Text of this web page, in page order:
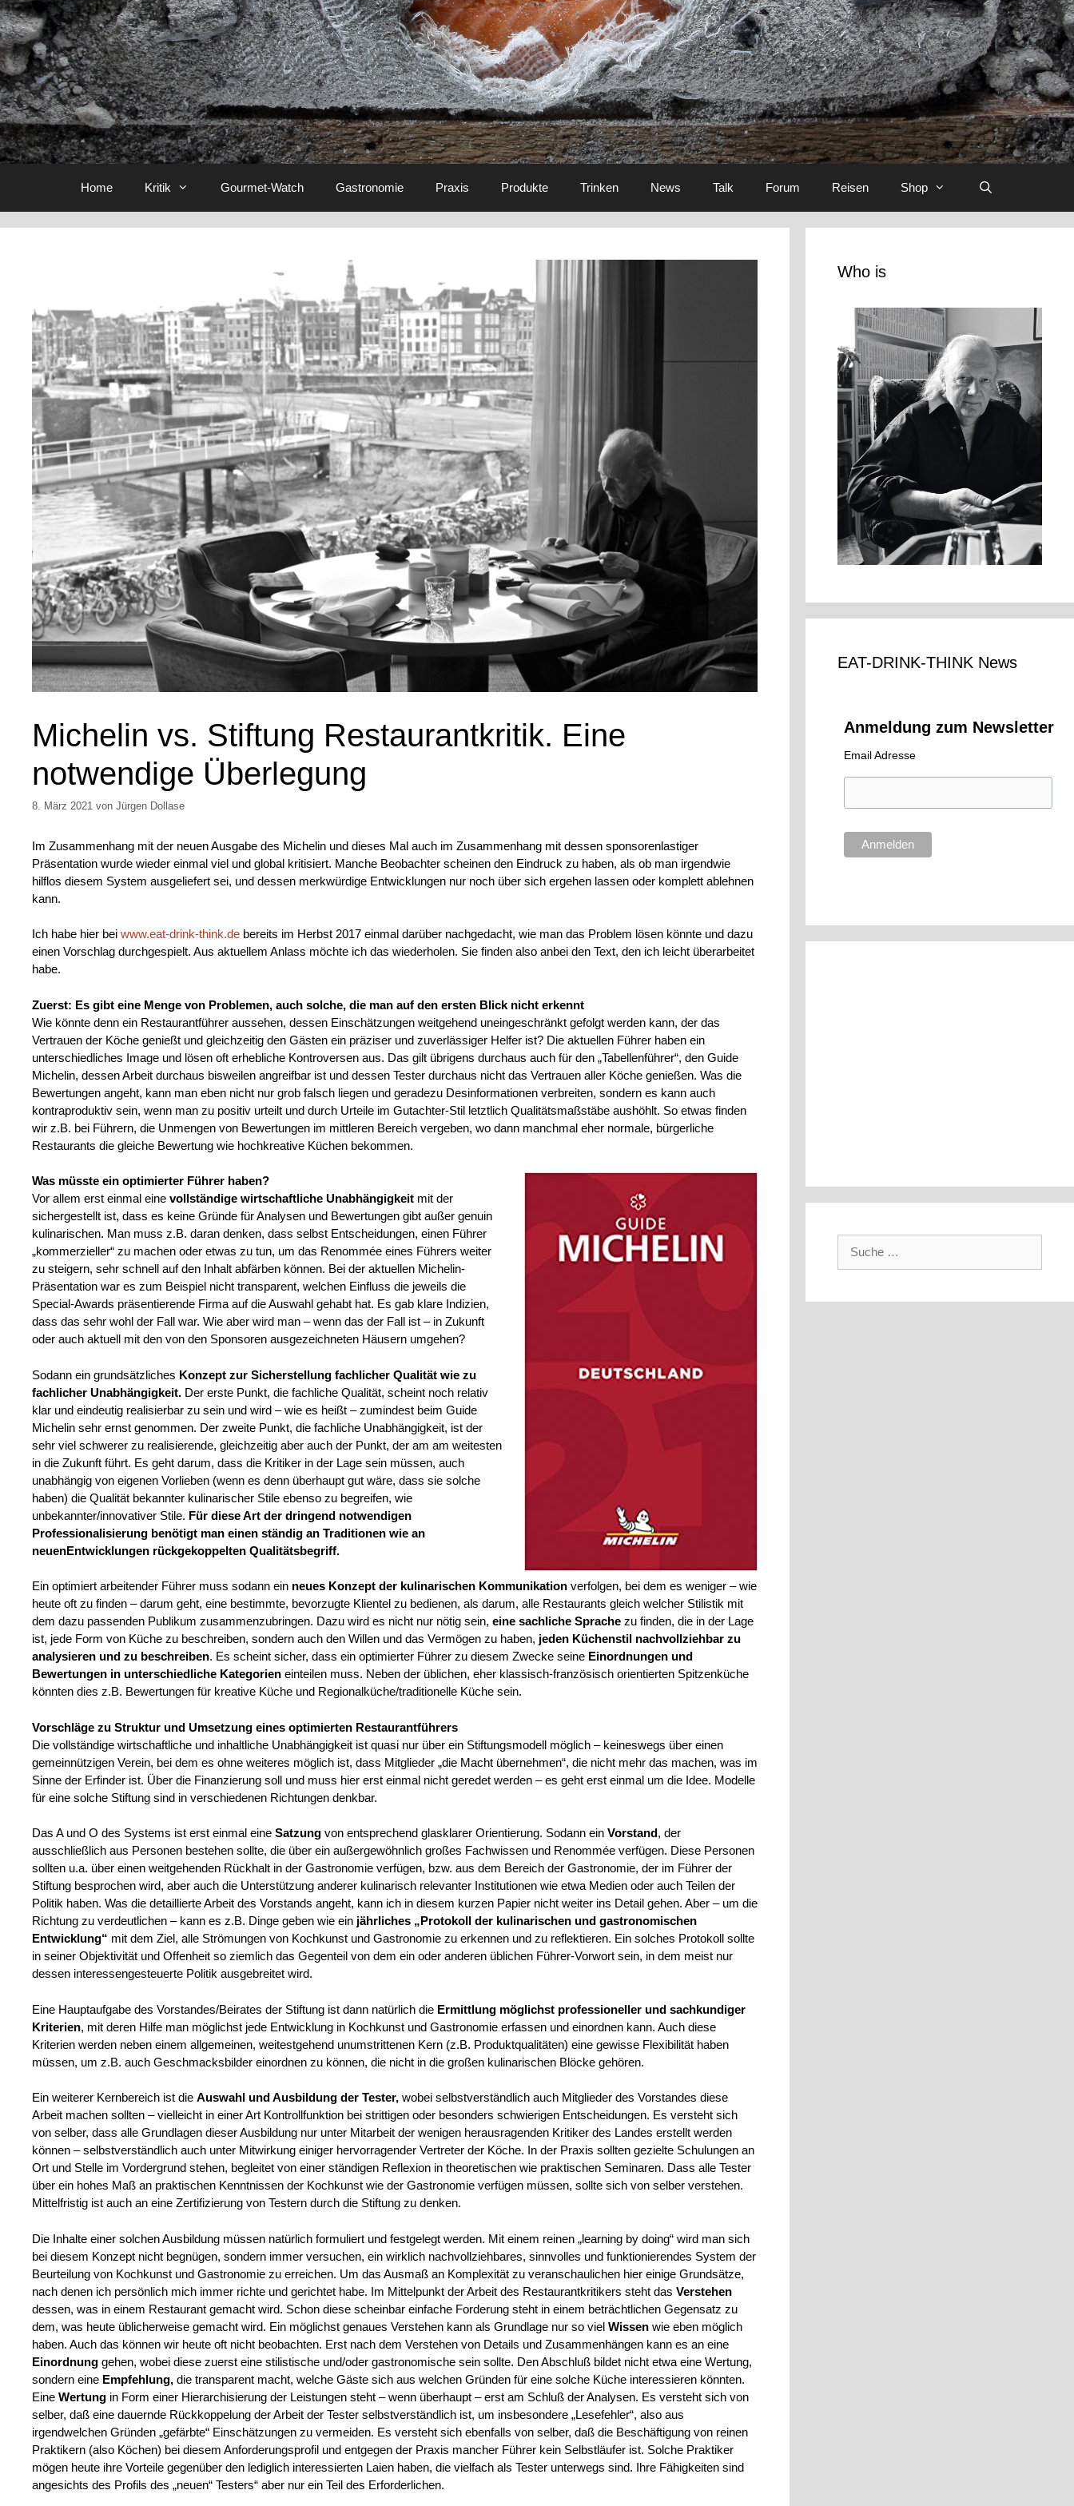
Home Kritik Gourmet-Watch Gastronomie Praxis Produkte Trinken News Talk Forum Reisen Shop
Michelin vs. Stiftung Restaurantkritik. Eine
notwendige Überlegung
8. März 2021 von Jürgen Dollase
Im Zusammenhang mit der neuen Ausgabe des Michelin und dieses Mal auch im Zusammenhang mit dessen sponsorenlastiger
Präsentation wurde wieder einmal viel und global kritisiert. Manche Beobachter scheinen den Eindruck zu haben, als ob man irgendwie
hilflos diesem System ausgeliefert sei, und dessen merkwürdige Entwicklungen nur noch über sich ergehen lassen oder komplett ablehnen
kann.
Ich habe hier bei www.eat-drink-think.de bereits im Herbst 2017 einmal darüber nachgedacht, wie man das Problem lösen könnte und dazu
einen Vorschlag durchgespielt. Aus aktuellem Anlass möchte ich das wiederholen. Sie finden also anbei den Text, den ich leicht überarbeitet
habe.
Zuerst: Es gibt eine Menge von Problemen, auch solche, die man auf den ersten Blick nicht erkennt
Wie könnte denn ein Restaurantführer aussehen, dessen Einschätzungen weitgehend uneingeschränkt gefolgt werden kann, der das
Vertrauen der Köche genießt und gleichzeitig den Gästen ein präziser und zuverlässiger Helfer ist? Die aktuellen Führer haben ein
unterschiedliches Image und lösen oft erhebliche Kontroversen aus. Das gilt übrigens durchaus auch für den „Tabellenführer“, den Guide
Michelin, dessen Arbeit durchaus bisweilen angreifbar ist und dessen Tester durchaus nicht das Vertrauen aller Köche genießen. Was die
Bewertungen angeht, kann man eben nicht nur grob falsch liegen und geradezu Desinformationen verbreiten, sondern es kann auch
kontraproduktiv sein, wenn man zu positiv urteilt und durch Urteile im Gutachter-Stil letztlich Qualitätsmaßstäbe aushöhlt. So etwas finden
wir z.B. bei Führern, die Unmengen von Bewertungen im mittleren Bereich vergeben, wo dann manchmal eher normale, bürgerliche
Restaurants die gleiche Bewertung wie hochkreative Küchen bekommen.
Was müsste ein optimierter Führer haben?
Vor allem erst einmal eine vollständige wirtschaftliche Unabhängigkeit mit der
sichergestellt ist, dass es keine Gründe für Analysen und Bewertungen gibt außer genuin
kulinarischen. Man muss z.B. daran denken, dass selbst Entscheidungen, einen Führer
„kommerzieller“ zu machen oder etwas zu tun, um das Renommée eines Führers weiter
zu steigern, sehr schnell auf den Inhalt abfärben können. Bei der aktuellen Michelin-
Präsentation war es zum Beispiel nicht transparent, welchen Einfluss die jeweils die
Special-Awards präsentierende Firma auf die Auswahl gehabt hat. Es gab klare Indizien,
dass das sehr wohl der Fall war. Wie aber wird man – wenn das der Fall ist – in Zukunft
oder auch aktuell mit den von den Sponsoren ausgezeichneten Häusern umgehen?
Sodann ein grundsätzliches Konzept zur Sicherstellung fachlicher Qualität wie zu
fachlicher Unabhängigkeit. Der erste Punkt, die fachliche Qualität, scheint noch relativ
klar und eindeutig realisierbar zu sein und wird – wie es heißt – zumindest beim Guide
Michelin sehr ernst genommen. Der zweite Punkt, die fachliche Unabhängigkeit, ist der
sehr viel schwerer zu realisierende, gleichzeitig aber auch der Punkt, der am am weitesten
in die Zukunft führt. Es geht darum, dass die Kritiker in der Lage sein müssen, auch
unabhängig von eigenen Vorlieben (wenn es denn überhaupt gut wäre, dass sie solche
haben) die Qualität bekannter kulinarischer Stile ebenso zu begreifen, wie
unbekannter/innovativer Stile. Für diese Art der dringend notwendigen
Professionalisierung benötigt man einen ständig an Traditionen wie an
neuenEntwicklungen rückgekoppelten Qualitätsbegriff.
Ein optimiert arbeitender Führer muss sodann ein neues Konzept der kulinarischen Kommunikation verfolgen, bei dem es weniger – wie
heute oft zu finden – darum geht, eine bestimmte, bevorzugte Klientel zu bedienen, als darum, alle Restaurants gleich welcher Stilistik mit
dem dazu passenden Publikum zusammenzubringen. Dazu wird es nicht nur nötig sein, eine sachliche Sprache zu finden, die in der Lage
ist, jede Form von Küche zu beschreiben, sondern auch den Willen und das Vermögen zu haben, jeden Küchenstil nachvollziehbar zu
analysieren und zu beschreiben. Es scheint sicher, dass ein optimierter Führer zu diesem Zwecke seine Einordnungen und
Bewertungen in unterschiedliche Kategorien einteilen muss. Neben der üblichen, eher klassisch-französisch orientierten Spitzenküche
könnten dies z.B. Bewertungen für kreative Küche und Regionalküche/traditionelle Küche sein.
Vorschläge zu Struktur und Umsetzung eines optimierten Restaurantführers
Die vollständige wirtschaftliche und inhaltliche Unabhängigkeit ist quasi nur über ein Stiftungsmodell möglich – keineswegs über einen
gemeinnützigen Verein, bei dem es ohne weiteres möglich ist, dass Mitglieder „die Macht übernehmen“, die nicht mehr das machen, was im
Sinne der Erfinder ist. Über die Finanzierung soll und muss hier erst einmal nicht geredet werden – es geht erst einmal um die Idee. Modelle
für eine solche Stiftung sind in verschiedenen Richtungen denkbar.
Das A und O des Systems ist erst einmal eine Satzung von entsprechend glasklarer Orientierung. Sodann ein Vorstand, der
ausschließlich aus Personen bestehen sollte, die über ein außergewöhnlich großes Fachwissen und Renommée verfügen. Diese Personen
sollten u.a. über einen weitgehenden Rückhalt in der Gastronomie verfügen, bzw. aus dem Bereich der Gastronomie, der im Führer der
Stiftung besprochen wird, aber auch die Unterstützung anderer kulinarisch relevanter Institutionen wie etwa Medien oder auch Teilen der
Politik haben. Was die detaillierte Arbeit des Vorstands angeht, kann ich in diesem kurzen Papier nicht weiter ins Detail gehen. Aber – um die
Richtung zu verdeutlichen – kann es z.B. Dinge geben wie ein jährliches „Protokoll der kulinarischen und gastronomischen
Entwicklung“ mit dem Ziel, alle Strömungen von Kochkunst und Gastronomie zu erkennen und zu reflektieren. Ein solches Protokoll sollte
in seiner Objektivität und Offenheit so ziemlich das Gegenteil von dem ein oder anderen üblichen Führer-Vorwort sein, in dem meist nur
dessen interessengesteuerte Politik ausgebreitet wird.
Eine Hauptaufgabe des Vorstandes/Beirates der Stiftung ist dann natürlich die Ermittlung möglichst professioneller und sachkundiger
Kriterien, mit deren Hilfe man möglichst jede Entwicklung in Kochkunst und Gastronomie erfassen und einordnen kann. Auch diese
Kriterien werden neben einem allgemeinen, weitestgehend unumstrittenen Kern (z.B. Produktqualitäten) eine gewisse Flexibilität haben
müssen, um z.B. auch Geschmacksbilder einordnen zu können, die nicht in die großen kulinarischen Blöcke gehören.
Ein weiterer Kernbereich ist die Auswahl und Ausbildung der Tester, wobei selbstverständlich auch Mitglieder des Vorstandes diese
Arbeit machen sollten – vielleicht in einer Art Kontrollfunktion bei strittigen oder besonders schwierigen Entscheidungen. Es versteht sich
von selber, dass alle Grundlagen dieser Ausbildung nur unter Mitarbeit der wenigen herausragenden Kritiker des Landes erstellt werden
können – selbstverständlich auch unter Mitwirkung einiger hervorragender Vertreter der Köche. In der Praxis sollten gezielte Schulungen an
Ort und Stelle im Vordergrund stehen, begleitet von einer ständigen Reflexion in theoretischen wie praktischen Seminaren. Dass alle Tester
über ein hohes Maß an praktischen Kenntnissen der Kochkunst wie der Gastronomie verfügen müssen, sollte sich von selber verstehen.
Mittelfristig ist auch an eine Zertifizierung von Testern durch die Stiftung zu denken.
Die Inhalte einer solchen Ausbildung müssen natürlich formuliert und festgelegt werden. Mit einem reinen „learning by doing“ wird man sich
bei diesem Konzept nicht begnügen, sondern immer versuchen, ein wirklich nachvollziehbares, sinnvolles und funktionierendes System der
Beurteilung von Kochkunst und Gastronomie zu erreichen. Um das Ausmaß an Komplexität zu veranschaulichen hier einige Grundsätze,
nach denen ich persönlich mich immer richte und gerichtet habe. Im Mittelpunkt der Arbeit des Restaurantkritikers steht das Verstehen
dessen, was in einem Restaurant gemacht wird. Schon diese scheinbar einfache Forderung steht in einem beträchtlichen Gegensatz zu
dem, was heute üblicherweise gemacht wird. Ein möglichst genaues Verstehen kann als Grundlage nur so viel Wissen wie eben möglich
haben. Auch das können wir heute oft nicht beobachten. Erst nach dem Verstehen von Details und Zusammenhängen kann es an eine
Einordnung gehen, wobei diese zuerst eine stilistische und/oder gastronomische sein sollte. Den Abschluß bildet nicht etwa eine Wertung,
sondern eine Empfehlung, die transparent macht, welche Gäste sich aus welchen Gründen für eine solche Küche interessieren könnten.
Eine Wertung in Form einer Hierarchisierung der Leistungen steht – wenn überhaupt – erst am Schluß der Analysen. Es versteht sich von
selber, daß eine dauernde Rückkoppelung der Arbeit der Tester selbstverständlich ist, um insbesondere „Lesefehler“, also aus
irgendwelchen Gründen „gefärbte“ Einschätzungen zu vermeiden. Es versteht sich ebenfalls von selber, daß die Beschäftigung von reinen
Praktikern (also Köchen) bei diesem Anforderungsprofil und entgegen der Praxis mancher Führer kein Selbstläufer ist. Solche Praktiker
mögen heute ihre Vorteile gegenüber den lediglich interessierten Laien haben, die vielfach als Tester unterwegs sind. Ihre Fähigkeiten sind
angesichts des Profils des „neuen“ Testers“ aber nur ein Teil des Erforderlichen.
Who is
EAT-DRINK-THINK News
Anmeldung zum Newsletter
Email Adresse
Suche